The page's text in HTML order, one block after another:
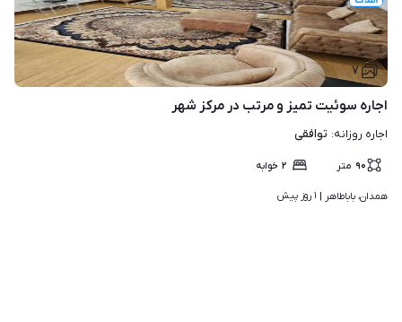
۷
اجاره سوئیت تمیز و مرتب در مرکز شهر
اجاره روزانه: توافقی
۹۰ متر ۲ خوابه
همدان، باباطاهر | ۱ روز پیش